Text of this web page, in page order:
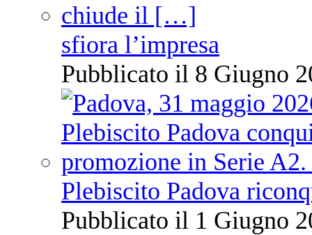
sfiora l’impresa
Pubblicato il 8 Giugno
Plebiscito Padova
Pubblicato il 1 Giugno